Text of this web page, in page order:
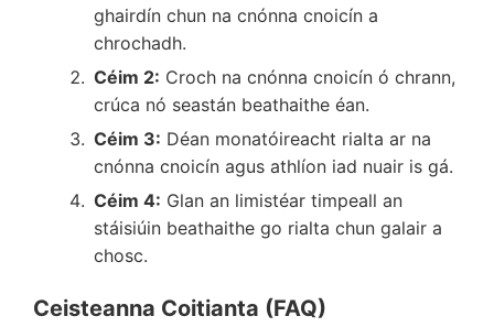
ghairdín chun na cnónna cnoicín a
chrochadh.
Céim 2: Croch na cnónna cnoicín ó chrann,
crúca nó seastán beathaithe éan.
Céim 3: Déan monatóireacht rialta ar na
cnónna cnoicín agus athlíon iad nuair is gá.
Céim 4: Glan an limistéar timpeall an
stáisiúin beathaithe go rialta chun galair a
chosc.
Ceisteanna Coitianta (FAQ)